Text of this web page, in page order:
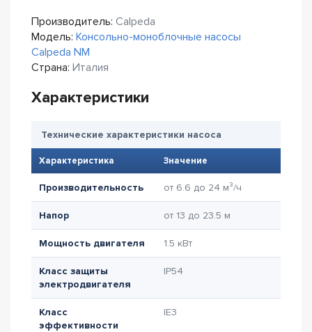
Производитель: Calpeda
Модель: Консольно-моноблочные насосы
Calpeda NM
Страна: Италия
Характеристики
Технические характеристики насоса
Характеристика Значение
Производительность от 6.6 до 24 м³/ч
Напор от 13 до 23.5 м
Мощность двигателя 1.5 кВт
Класс защиты
электродвигателя
IP54
Класс
эффективности
IE3